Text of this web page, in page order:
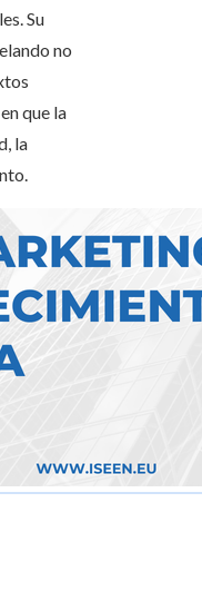
Su
no
que la
la